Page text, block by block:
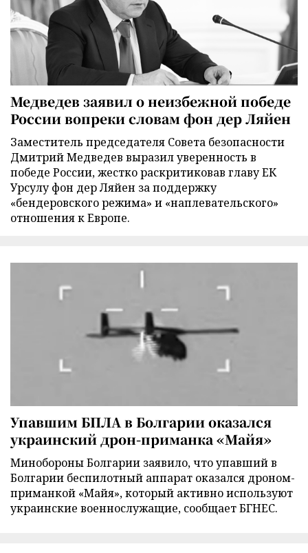
Медведев заявил о неизбежной победе
России вопреки словам фон дер Ляйен
Заместитель председателя Совета безопасности
Дмитрий Медведев выразил уверенность в
победе России, жестко раскритиковав главу ЕК
Урсулу фон дер Ляйен за поддержку
«бендеровского режима» и «наплевательского»
отношения к Европе.
Упавшим БПЛА в Болгарии оказался
украинский дрон-приманка «Майя»
Минобороны Болгарии заявило, что упавший в
Болгарии беспилотный аппарат оказался дроном-
приманкой «Майя», который активно используют
украинские военнослужащие, сообщает БГНЕС.